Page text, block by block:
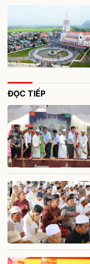
ĐỌC TIẾP